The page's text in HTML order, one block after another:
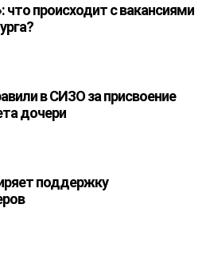
что происходит с вакансиями
в СИЗО за присвоение
дочери
поддержку